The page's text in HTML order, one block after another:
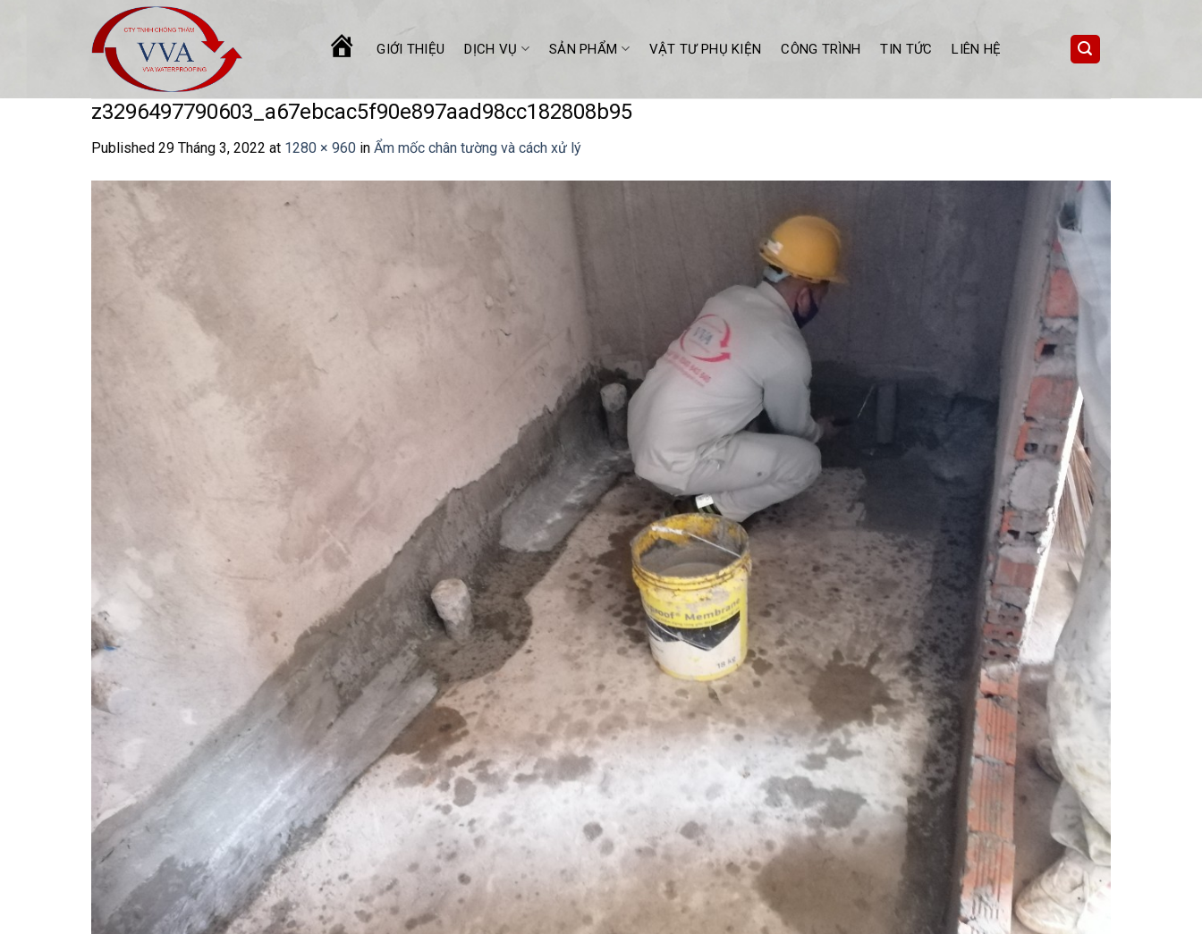
TRANG GIỚI THIỆU DỊCH VỤ SẢN PHẨM VẬT TƯ PHỤ KIỆN CÔNG TRÌNH TIN TỨC LIÊN HỆ
z3296497790603_a67ebcac5f90e897aad98cc182808b95
Published 29 Tháng 3, 2022 at 1280 × 960 in Ẩm mốc chân tường và cách xử lý